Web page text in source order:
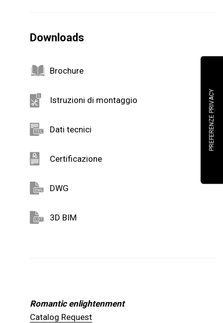
Downloads
Brochure
Istruzioni di montaggio
Dati tecnici
Certificazione
DWG
3D BIM
Romantic enlightenment
Catalog Request